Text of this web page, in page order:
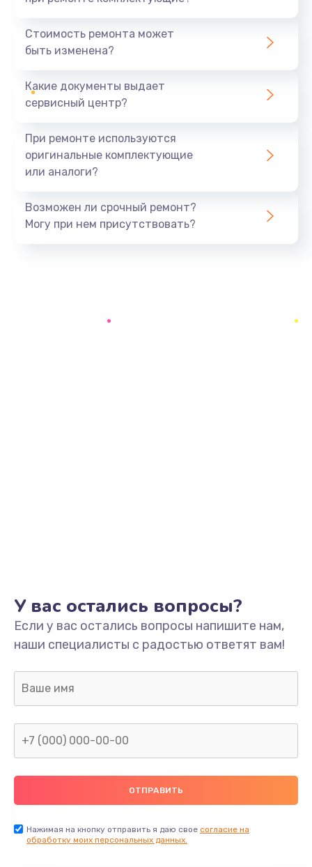
1440 руб.
Ремонт южного моста
Замена батарейки BIOS
Заказать
Ремонт цепи питания
Замена/Pемонт карбюратора
1300 руб.
Заказать
Ремонт капиллярной трубки
400 руб.
Заказать
Стоимость ремонта может
быть изменена?
Какие документы выдает
сервисный центр?
При ремонте используются
оригинальные комплектующие
или аналоги?
Возможен ли срочный ремонт?
Могу при нем присутствовать?
У вас остались вопросы?
Если у вас остались вопросы напишите нам,
наши специалисты с радостью ответят вам!
Нажимая на кнопку отправить я даю свое согласие на
обработку моих персональных данных.